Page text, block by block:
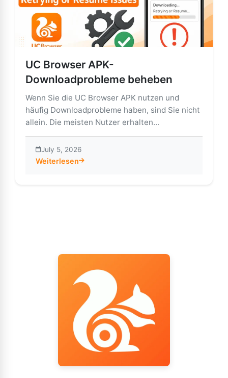
UC Browser APK-
Downloadprobleme beheben
Wenn Sie die UC Browser APK nutzen und
häufig Downloadprobleme haben, sind Sie nicht
allein. Die meisten Nutzer erhalten...
July 5, 2026
Weiterlesen
about UC Browser APK-Downloadprobleme beheben